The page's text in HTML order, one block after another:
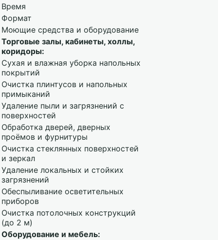
Время
Формат
Моющие средства и оборудование
Торговые залы, кабинеты, холлы,
коридоры:
Сухая и влажная уборка напольных
покрытий
Очистка плинтусов и напольных
примыканий
Удаление пыли и загрязнений с
поверхностей
Обработка дверей, дверных
проёмов и фурнитуры
Очистка стеклянных поверхностей
и зеркал
Удаление локальных и стойких
загрязнений
Обеспыливание осветительных
приборов
Очистка потолочных конструкций
(до 2 м)
Оборудование и мебель: